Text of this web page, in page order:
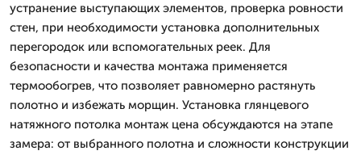
устранение выступающих элементов, проверка ровности
стен, при необходимости установка дополнительных
перегородок или вспомогательных реек. Для
безопасности и качества монтажа применяется
термообогрев, что позволяет равномерно растянуть
полотно и избежать морщин. Установка глянцевого
натяжного потолка монтаж цена обсуждаются на этапе
замера: от выбранного полотна и сложности конструкции